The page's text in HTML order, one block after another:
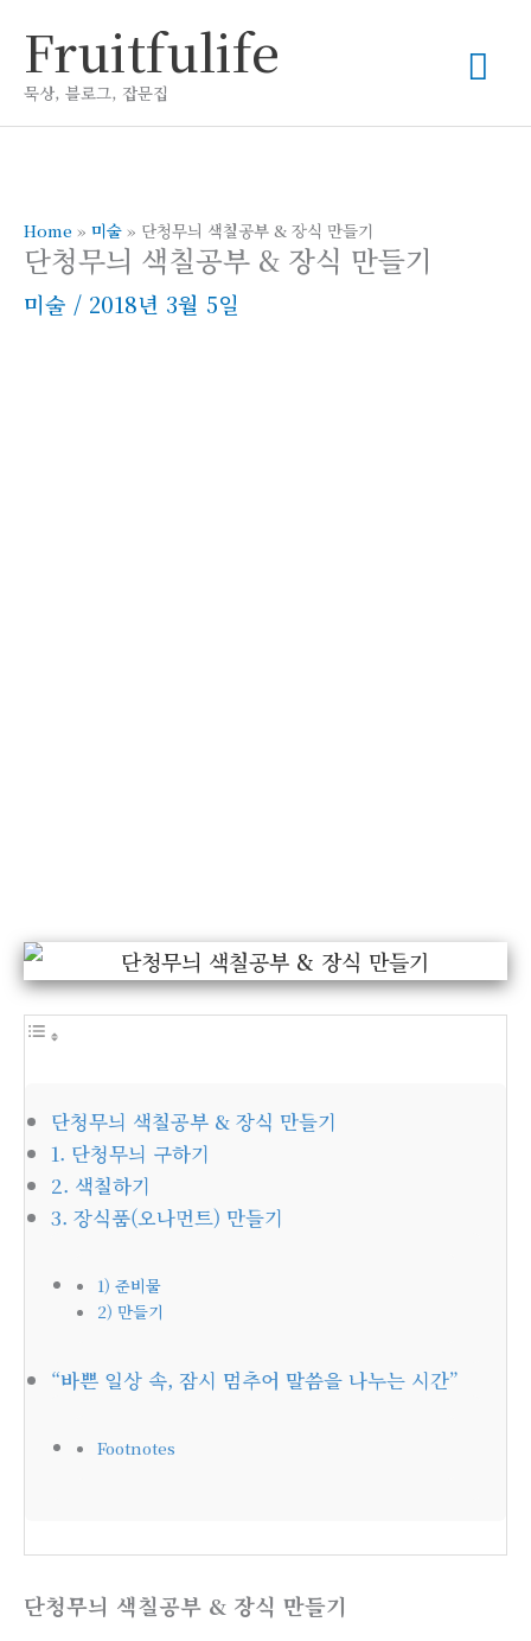
로
Fruitfulife
묵상, 블로그, 잡문집
메
인
Home » 미술 » 단청무늬 색칠공부 & 장식 만들기
단청무늬 색칠공부 & 장식 만들기
미술 / 2018년 3월 5일
단청무늬 색칠공부 & 장식 만들기
1. 단청무늬 구하기
2. 색칠하기
3. 장식품(오나먼트) 만들기
1) 준비물
2) 만들기
“바쁜 일상 속, 잠시 멈추어 말씀을 나누는 시간”
Footnotes
단청무늬 색칠공부 & 장식 만들기